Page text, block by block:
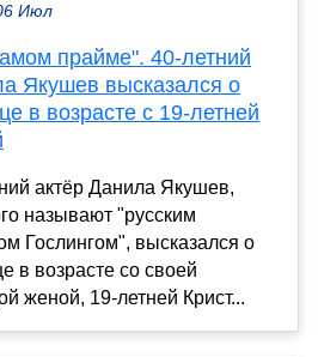
Июл
прайме". 40-летний
Якушев высказался о
в возрасте с 19-летней
актёр Данила Якушев,
называют "русским
Гослингом", высказался о
в возрасте со своей
женой, 19-летней Крист...